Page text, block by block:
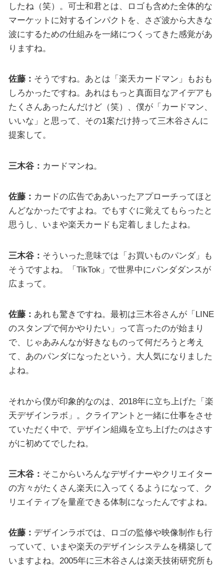
したね（笑）。可士和君とは、ロゴも含めた全体的な
マーケットに対するインパクトを、さざ波から大きな
波にするための仕組みを一緒につくってきた感覚があ
りますね。
佐藤： そうですね。あとは「楽天カードマン」もおも
しろかったですね。あれはもっと真面目なアイデアも
たくさんあったんだけど（笑）、僕が「カードマン、
いいな」と思って、その1案だけ持って三木谷さんに
提案して。
三木谷： カードマンね。
佐藤： カードの広告でああいったアプローチってほと
んどなかったですよね。でもすぐに覚えてもらったと
思うし、いまや楽天カードも定着しましたよね。
三木谷： そういった意味では「お買いものパンダ」も
そうですよね。「TikTok」で世界中にパンダダンスが
広まって。
佐藤： あれも驚きですね。最初は三木谷さんが「LINE
のスタンプで何かやりたい」って言ったのが始まり
で、じゃあみんなが好きなものって何だろうと考え
て、あのパンダになったという。大人気になりました
よね。
それから僕が印象的なのは、2018年に立ち上げた「楽
天デザインラボ」。クライアントと一緒に仕事をさせ
ていただく中で、デザイン組織を立ち上げたのはさす
がに初めてでしたね。
三木谷： そこからいろんなデザイナーやクリエイター
の方々がたくさん楽天に入ってくるようになって、ク
リエイティブを量産できる体制になったんですよね。
佐藤： デザインラボでは、ロゴの監修や映像制作も行
っていて、いまや楽天のデザインシステムを構築して
いますよね。2005年に三木谷さんは楽天技術研究所も